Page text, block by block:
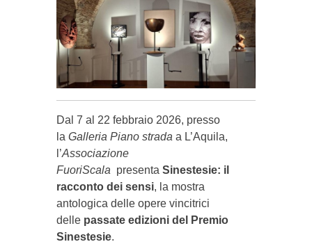
Dal 7 al 22 febbraio 2026, presso
la Galleria Piano strada a L’Aquila,
l’Associazione
FuoriScala presenta Sinestesie: il
racconto dei sensi, la mostra
antologica delle opere vincitrici
delle passate edizioni del
Premio
Sinestesie.